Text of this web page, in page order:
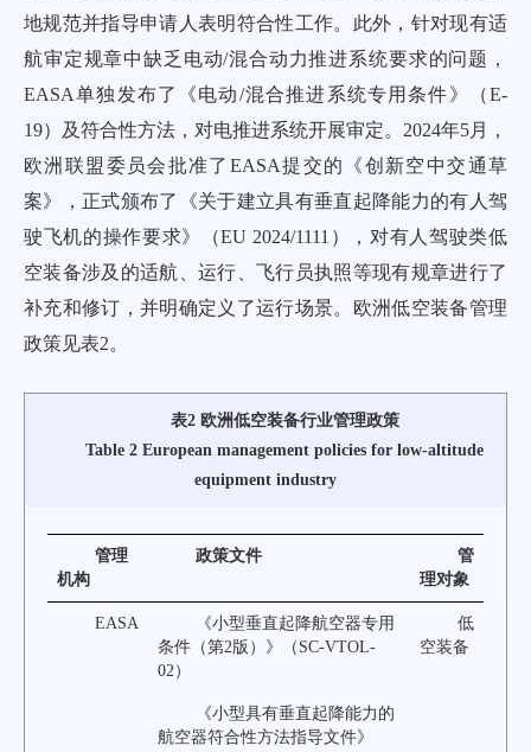
地规范并指导申请人表明符合性工作。此外，针对现有适
航审定规章中缺乏电动/混合动力推进系统要求的问题，
EASA单独发布了《电动/混合推进系统专用条件》（E-
19）及符合性方法，对电推进系统开展审定。2024年5月，
欧洲联盟委员会批准了EASA提交的《创新空中交通草
案》，正式颁布了《关于建立具有垂直起降能力的有人驾
驶飞机的操作要求》（EU 2024/1111），对有人驾驶类低
空装备涉及的适航、运行、飞行员执照等现有规章进行了
补充和修订，并明确定义了运行场景。欧洲低空装备管理
政策见表2。
表2 欧洲低空装备行业管理政策
Table 2 European management policies for low-altitude
equipment industry
管理
机构
政策文件
管
理对象
EASA
《小型垂直起降航空器专用
条件（第2版）》（SC-VTOL-
02）
低
空装备
《小型具有垂直起降能力的
航空器符合性方法指导文件》